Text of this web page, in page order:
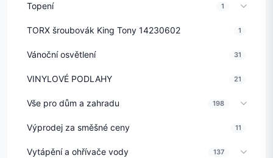
Topení 1
TORX šroubovák King Tony 14230602 1
Vánoční osvětlení 31
VINYLOVÉ PODLAHY 21
Vše pro dům a zahradu 198
Výprodej za směšné ceny 11
Vytápění a ohřívače vody 137